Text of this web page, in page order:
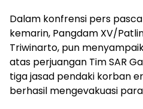
Dalam konfrensi pers
kemarin, Pangdam XV/
Triwinarto, pun
atas perjuangan Tim SAR
tiga jasad pendaki korban
berhasil mengevakuasi